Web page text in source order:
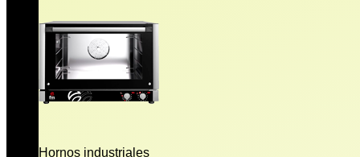
Hornos industriales